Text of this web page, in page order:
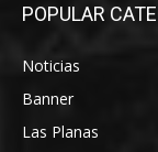
POPULAR
Noticias
Banner
Las Planas